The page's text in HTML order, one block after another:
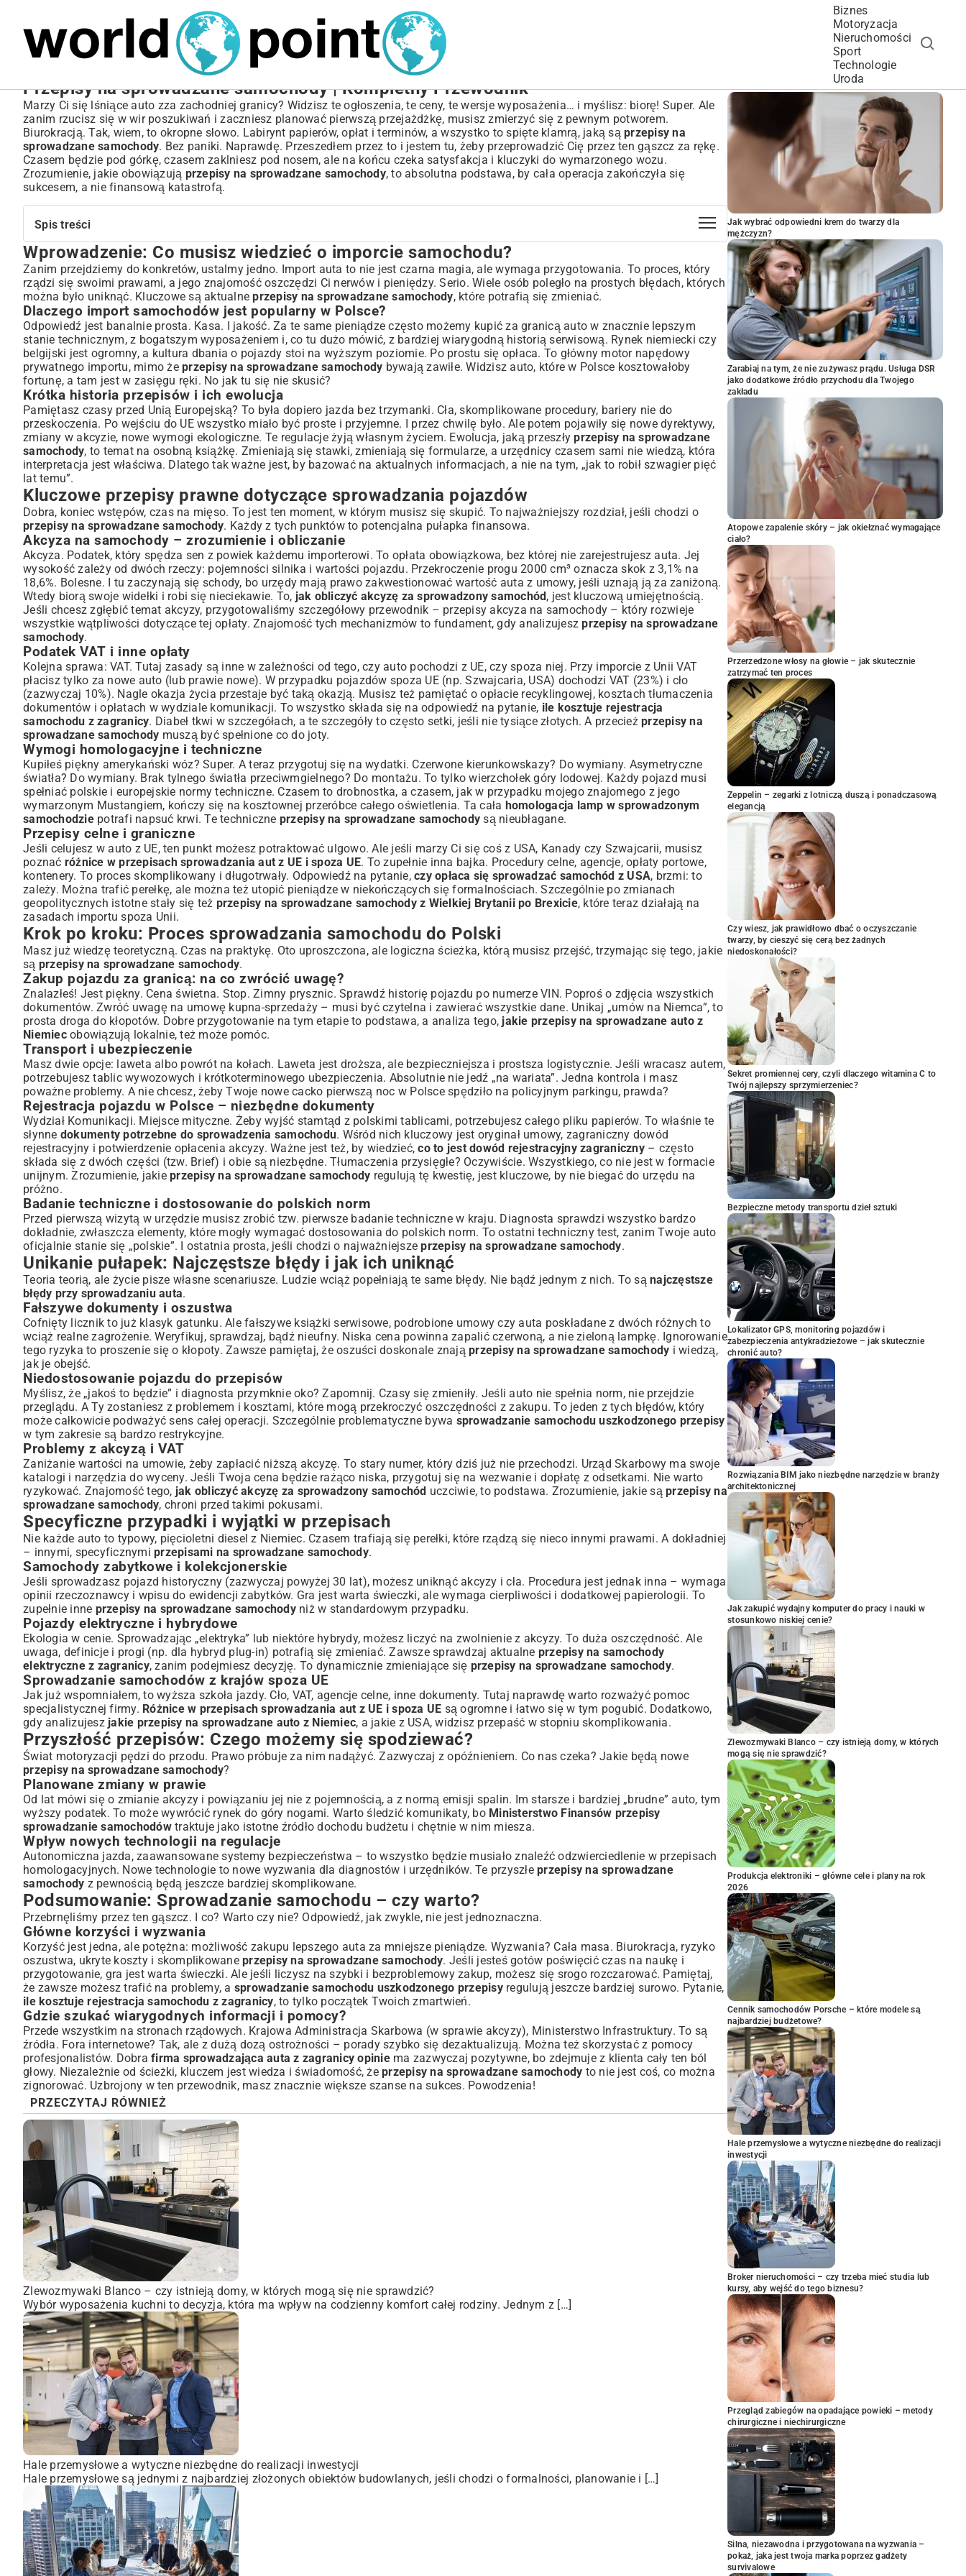
Biznes
Motoryzacja
Nieruchomości
Sport
Technologie
Uroda
NIERUCHOMOŚCI
Przepisy na sprowadzane samochody | Kompletny Przewodnik
Marzy Ci się lśniące auto zza zachodniej granicy? Widzisz te ogłoszenia, te ceny, te wersje wyposażenia… i myślisz: biorę! Super. Ale
zanim rzucisz się w wir poszukiwań i zaczniesz planować pierwszą przejażdżkę, musisz zmierzyć się z pewnym potworem.
Biurokracją. Tak, wiem, to okropne słowo. Labirynt papierów, opłat i terminów, a wszystko to spięte klamrą, jaką są przepisy na
sprowadzane samochody. Bez paniki. Naprawdę. Przeszedłem przez to i jestem tu, żeby przeprowadzić Cię przez ten gąszcz za rękę.
Czasem będzie pod górkę, czasem zaklniesz pod nosem, ale na końcu czeka satysfakcja i kluczyki do wymarzonego wozu.
Zrozumienie, jakie obowiązują przepisy na sprowadzane samochody, to absolutna podstawa, by cała operacja zakończyła się
sukcesem, a nie finansową katastrofą.
Spis treści
Wprowadzenie: Co musisz wiedzieć o imporcie samochodu?
Dlaczego import samochodów jest popularny w Polsce?
Krótka historia przepisów i ich ewolucja
Kluczowe przepisy prawne dotyczące sprowadzania pojazdów
Akcyza na samochody – zrozumienie i obliczanie
Podatek VAT i inne opłaty
Wymogi homologacyjne i techniczne
Przepisy celne i graniczne
Krok po kroku: Proces sprowadzania samochodu do Polski
Zakup pojazdu za granicą: na co zwrócić uwagę?
Transport i ubezpieczenie
Rejestracja pojazdu w Polsce – niezbędne dokumenty
Badanie techniczne i dostosowanie do polskich norm
Unikanie pułapek: Najczęstsze błędy i jak ich uniknąć
Fałszywe dokumenty i oszustwa
Niedostosowanie pojazdu do przepisów
Problemy z akcyzą i VAT
Specyficzne przypadki i wyjątki w przepisach
Samochody zabytkowe i kolekcjonerskie
Pojazdy elektryczne i hybrydowe
Sprowadzanie samochodów z krajów spoza UE
Przyszłość przepisów: Czego możemy się spodziewać?
Planowane zmiany w prawie
Wpływ nowych technologii na regulacje
Podsumowanie: Sprowadzanie samochodu – czy warto?
Główne korzyści i wyzwania
Gdzie szukać wiarygodnych informacji i pomocy?
Wprowadzenie: Co musisz wiedzieć o imporcie samochodu?
Zanim przejdziemy do konkretów, ustalmy jedno. Import auta to nie jest czarna magia, ale wymaga przygotowania. To proces, który
rządzi się swoimi prawami, a jego znajomość oszczędzi Ci nerwów i pieniędzy. Serio. Wiele osób poległo na prostych błędach, których
można było uniknąć. Kluczowe są aktualneprzepisy na sprowadzane samochody, które potrafią się zmieniać.
Dlaczego import samochodów jest popularny w Polsce?
Odpowiedź jest banalnie prosta. Kasa. I jakość. Za te same pieniądze często możemy kupić za granicą auto w znacznie lepszym
stanie technicznym, z bogatszym wyposażeniem i, co tu dużo mówić, z bardziej wiarygodną historią serwisową. Rynek niemiecki czy
belgijski jest ogromny, a kultura dbania o pojazdy stoi na wyższym poziomie. Po prostu się opłaca. To główny motor napędowy
prywatnego importu, mimo że przepisy na sprowadzane samochody bywają zawiłe. Widzisz auto, które w Polsce kosztowałoby
fortunę, a tam jest w zasięgu ręki. No jak tu się nie skusić?
Krótka historia przepisów i ich ewolucja
Pamiętasz czasy przed Unią Europejską? To była dopiero jazda bez trzymanki. Cła, skomplikowane procedury, bariery nie do
przeskoczenia. Po wejściu do UE wszystko miało być proste i przyjemne. I przez chwilę było. Ale potem pojawiły się nowe dyrektywy,
zmiany w akcyzie, nowe wymogi ekologiczne. Te regulacje żyją własnym życiem. Ewolucja, jaką przeszłyprzepisy na sprowadzane
samochody, to temat na osobną książkę. Zmieniają się stawki, zmieniają się formularze, a urzędnicy czasem sami nie wiedzą, która
interpretacja jest właściwa. Dlatego tak ważne jest, by bazować na aktualnych informacjach, a nie na tym, „jak to robił szwagier pięć
lat temu”.
Kluczowe przepisy prawne dotyczące sprowadzania pojazdów
Dobra, koniec wstępów, czas na mięso. To jest ten moment, w którym musisz się skupić. To najważniejszy rozdział, jeśli chodzi o
przepisy na sprowadzane samochody. Każdy z tych punktów to potencjalna pułapka finansowa.
Akcyza na samochody – zrozumienie i obliczanie
Akcyza. Podatek, który spędza sen z powiek każdemu importerowi. To opłata obowiązkowa, bez której nie zarejestrujesz auta. Jej
wysokość zależy od dwóch rzeczy: pojemności silnika i wartości pojazdu. Przekroczenie progu 2000 cm³ oznacza skok z 3,1% na
18,6%. Bolesne. I tu zaczynają się schody, bo urzędy mają prawo zakwestionować wartość auta z umowy, jeśli uznają ją za zaniżoną.
Wtedy biorą swoje widełki i robi się nieciekawie. To, jak obliczyć akcyzę za sprowadzony samochód, jest kluczową umiejętnością.
Jeśli chcesz zgłębić temat akcyzy, przygotowaliśmy szczegółowy przewodnik – przepisy akcyza na samochody – który rozwieje
wszystkie wątpliwości dotyczące tej opłaty. Znajomość tych mechanizmów to fundament, gdy analizujeszprzepisy na sprowadzane
samochody.
Podatek VAT i inne opłaty
Kolejna sprawa: VAT. Tutaj zasady są inne w zależności od tego, czy auto pochodzi z UE, czy spoza niej. Przy imporcie z Unii VAT
płacisz tylko za nowe auto (lub prawie nowe). W przypadku pojazdów spoza UE (np. Szwajcaria, USA) dochodzi VAT (23%) i cło
(zazwyczaj 10%). Nagle okazja życia przestaje być taką okazją. Musisz też pamiętać o opłacie recyklingowej, kosztach tłumaczenia
dokumentów i opłatach w wydziale komunikacji. To wszystko składa się na odpowiedź na pytanie, ile kosztuje rejestracja
samochodu z zagranicy. Diabeł tkwi w szczegółach, a te szczegóły to często setki, jeśli nie tysiące złotych. A przecież przepisy na
sprowadzane samochody muszą być spełnione co do joty.
Wymogi homologacyjne i techniczne
Kupiłeś piękny amerykański wóz? Super. A teraz przygotuj się na wydatki. Czerwone kierunkowskazy? Do wymiany. Asymetryczne
światła? Do wymiany. Brak tylnego światła przeciwmgielnego? Do montażu. To tylko wierzchołek góry lodowej. Każdy pojazd musi
spełniać polskie i europejskie normy techniczne. Czasem to drobnostka, a czasem, jak w przypadku mojego znajomego z jego
wymarzonym Mustangiem, kończy się na kosztownej przeróbce całego oświetlenia. Ta cała homologacja lamp w sprowadzonym
samochodziepotrafi napsuć krwi. Te techniczne przepisy na sprowadzane samochody są nieubłagane.
Przepisy celne i graniczne
Jeśli celujesz w auto z UE, ten punkt możesz potraktować ulgowo. Ale jeśli marzy Ci się coś z USA, Kanady czy Szwajcarii, musisz
poznać różnice w przepisach sprowadzania aut z UE i spoza UE. To zupełnie inna bajka. Procedury celne, agencje, opłaty portowe,
kontenery. To proces skomplikowany i długotrwały. Odpowiedź na pytanie, czy opłaca się sprowadzać samochód z USA, brzmi: to
zależy. Można trafić perełkę, ale można też utopić pieniądze w niekończących się formalnościach. Szczególnie po zmianach
geopolitycznych istotne stały się też przepisy na sprowadzane samochody z Wielkiej Brytanii po Brexicie, które teraz działają na
zasadach importu spoza Unii.
Krok po kroku: Proces sprowadzania samochodu do Polski
Masz już wiedzę teoretyczną. Czas na praktykę. Oto uproszczona, ale logiczna ścieżka, którą musisz przejść, trzymając się tego, jakie
są przepisy na sprowadzane samochody.
Zakup pojazdu za granicą: na co zwrócić uwagę?
Znalazłeś! Jest piękny. Cena świetna. Stop. Zimny prysznic. Sprawdź historię pojazdu po numerze VIN. Poproś o zdjęcia wszystkich
dokumentów. Zwróć uwagę na umowę kupna-sprzedaży – musi być czytelna i zawierać wszystkie dane. Unikaj „umów na Niemca”, to
prosta droga do kłopotów. Dobre przygotowanie na tym etapie to podstawa, a analiza tego, jakie przepisy na sprowadzane auto z
Niemiecobowiązują lokalnie, też może pomóc.
Transport i ubezpieczenie
Masz dwie opcje: laweta albo powrót na kołach. Laweta jest droższa, ale bezpieczniejsza i prostsza logistycznie. Jeśli wracasz autem,
potrzebujesz tablic wywozowych i krótkoterminowego ubezpieczenia. Absolutnie nie jedź „na wariata”. Jedna kontrola i masz
poważne problemy. A nie chcesz, żeby Twoje nowe cacko pierwszą noc w Polsce spędziło na policyjnym parkingu, prawda?
Rejestracja pojazdu w Polsce – niezbędne dokumenty
Wydział Komunikacji. Miejsce mityczne. Żeby wyjść stamtąd z polskimi tablicami, potrzebujesz całego pliku papierów. To właśnie te
słynne dokumenty potrzebne do sprowadzenia samochodu. Wśród nich kluczowy jest oryginał umowy, zagraniczny dowód
rejestracyjny i potwierdzenie opłacenia akcyzy. Ważne jest też, by wiedzieć,co to jest dowód rejestracyjny zagraniczny– często
składa się z dwóch części (tzw. Brief) i obie są niezbędne. Tłumaczenia przysięgłe? Oczywiście. Wszystkiego, co nie jest w formacie
unijnym. Zrozumienie, jakie przepisy na sprowadzane samochody regulują tę kwestię, jest kluczowe, by nie biegać do urzędu na
próżno.
Badanie techniczne i dostosowanie do polskich norm
Przed pierwszą wizytą w urzędzie musisz zrobić tzw. pierwsze badanie techniczne w kraju. Diagnosta sprawdzi wszystko bardzo
dokładnie, zwłaszcza elementy, które mogły wymagać dostosowania do polskich norm. To ostatni techniczny test, zanim Twoje auto
oficjalnie stanie się „polskie”. I ostatnia prosta, jeśli chodzi o najważniejszeprzepisy na sprowadzane samochody.
Unikanie pułapek: Najczęstsze błędy i jak ich uniknąć
Teoria teorią, ale życie pisze własne scenariusze. Ludzie wciąż popełniają te same błędy. Nie bądź jednym z nich. To są najczęstsze
błędy przy sprowadzaniu auta.
Fałszywe dokumenty i oszustwa
Cofnięty licznik to już klasyk gatunku. Ale fałszywe książki serwisowe, podrobione umowy czy auta poskładane z dwóch różnych to
wciąż realne zagrożenie. Weryfikuj, sprawdzaj, bądź nieufny. Niska cena powinna zapalić czerwoną, a nie zieloną lampkę. Ignorowanie
tego ryzyka to proszenie się o kłopoty. Zawsze pamiętaj, że oszuści doskonale znają przepisy na sprowadzane samochody i wiedzą,
jak je obejść.
Niedostosowanie pojazdu do przepisów
Myślisz, że „jakoś to będzie” i diagnosta przymknie oko? Zapomnij. Czasy się zmieniły. Jeśli auto nie spełnia norm, nie przejdzie
przeglądu. A Ty zostaniesz z problemem i kosztami, które mogą przekroczyć oszczędności z zakupu. To jeden z tych błędów, który
może całkowicie podważyć sens całej operacji. Szczególnie problematyczne bywa sprowadzanie samochodu uszkodzonego przepisy
w tym zakresie są bardzo restrykcyjne.
Problemy z akcyzą i VAT
Zaniżanie wartości na umowie, żeby zapłacić niższą akcyzę. To stary numer, który dziś już nie przechodzi. Urząd Skarbowy ma swoje
katalogi i narzędzia do wyceny. Jeśli Twoja cena będzie rażąco niska, przygotuj się na wezwanie i dopłatę z odsetkami. Nie warto
ryzykować. Znajomość tego, jak obliczyć akcyzę za sprowadzony samochód uczciwie, to podstawa. Zrozumienie, jakie są przepisy na
sprowadzane samochody, chroni przed takimi pokusami.
Specyficzne przypadki i wyjątki w przepisach
Nie każde auto to typowy, pięcioletni diesel z Niemiec. Czasem trafiają się perełki, które rządzą się nieco innymi prawami. A dokładniej
– innymi, specyficznymi przepisami na sprowadzane samochody.
Samochody zabytkowe i kolekcjonerskie
Jeśli sprowadzasz pojazd historyczny (zazwyczaj powyżej 30 lat), możesz uniknąć akcyzy i cła. Procedura jest jednak inna – wymaga
opinii rzeczoznawcy i wpisu do ewidencji zabytków. Gra jest warta świeczki, ale wymaga cierpliwości i dodatkowej papierologii. To
zupełnie inne przepisy na sprowadzane samochodyniż w standardowym przypadku.
Pojazdy elektryczne i hybrydowe
Ekologia w cenie. Sprowadzając „elektryka” lub niektóre hybrydy, możesz liczyć na zwolnienie z akcyzy. To duża oszczędność. Ale
uwaga, definicje i progi (np. dla hybryd plug-in) potrafią się zmieniać. Zawsze sprawdzaj aktualne przepisy na samochody
elektryczne z zagranicy, zanim podejmiesz decyzję. To dynamicznie zmieniające się przepisy na sprowadzane samochody.
Sprowadzanie samochodów z krajów spoza UE
Jak już wspomniałem, to wyższa szkoła jazdy. Cło, VAT, agencje celne, inne dokumenty. Tutaj naprawdę warto rozważyć pomoc
specjalistycznej firmy. Różnice w przepisach sprowadzania aut z UE i spoza UE są ogromne i łatwo się w tym pogubić. Dodatkowo,
gdy analizujesz jakie przepisy na sprowadzane auto z Niemiec, a jakie z USA, widzisz przepaść w stopniu skomplikowania.
Przyszłość przepisów: Czego możemy się spodziewać?
Świat motoryzacji pędzi do przodu. Prawo próbuje za nim nadążyć. Zazwyczaj z opóźnieniem. Co nas czeka? Jakie będą nowe
przepisy na sprowadzane samochody?
Planowane zmiany w prawie
Od lat mówi się o zmianie akcyzy i powiązaniu jej nie z pojemnością, a z normą emisji spalin. Im starsze i bardziej „brudne” auto, tym
wyższy podatek. To może wywrócić rynek do góry nogami. Warto śledzić komunikaty, bo Ministerstwo Finansów przepisy
sprowadzanie samochodówtraktuje jako istotne źródło dochodu budżetu i chętnie w nim miesza.
Wpływ nowych technologii na regulacje
Autonomiczna jazda, zaawansowane systemy bezpieczeństwa – to wszystko będzie musiało znaleźć odzwierciedlenie w przepisach
homologacyjnych. Nowe technologie to nowe wyzwania dla diagnostów i urzędników. Te przyszłe przepisy na sprowadzane
samochody z pewnością będą jeszcze bardziej skomplikowane.
Podsumowanie: Sprowadzanie samochodu – czy warto?
Przebrnęliśmy przez ten gąszcz. I co? Warto czy nie? Odpowiedź, jak zwykle, nie jest jednoznaczna.
Główne korzyści i wyzwania
Korzyść jest jedna, ale potężna: możliwość zakupu lepszego auta za mniejsze pieniądze. Wyzwania? Cała masa. Biurokracja, ryzyko
oszustwa, ukryte koszty i skomplikowane przepisy na sprowadzane samochody. Jeśli jesteś gotów poświęcić czas na naukę i
przygotowanie, gra jest warta świeczki. Ale jeśli liczysz na szybki i bezproblemowy zakup, możesz się srogo rozczarować. Pamiętaj,
że zawsze możesz trafić na problemy, a sprowadzanie samochodu uszkodzonego przepisyregulują jeszcze bardziej surowo. Pytanie,
ile kosztuje rejestracja samochodu z zagranicy, to tylko początek Twoich zmartwień.
Gdzie szukać wiarygodnych informacji i pomocy?
Przede wszystkim na stronach rządowych. Krajowa Administracja Skarbowa (w sprawie akcyzy), Ministerstwo Infrastruktury. To są
źródła. Fora internetowe? Tak, ale z dużą dozą ostrożności – porady szybko się dezaktualizują. Można też skorzystać z pomocy
profesjonalistów. Dobra firma sprowadzająca auta z zagranicy opiniema zazwyczaj pozytywne, bo zdejmuje z klienta cały ten ból
głowy. Niezależnie od ścieżki, kluczem jest wiedza i świadomość, że przepisy na sprowadzane samochody to nie jest coś, co można
zignorować. Uzbrojony w ten przewodnik, masz znacznie większe szanse na sukces. Powodzenia!
PRZECZYTAJ RÓWNIEŻ
Zlewozmywaki Blanco – czy istnieją domy, w których mogą się nie sprawdzić?
Wybór wyposażenia kuchni to decyzja, która ma wpływ na codzienny komfort całej rodziny. Jednym z […]
Hale przemysłowe a wytyczne niezbędne do realizacji inwestycji
Hale przemysłowe są jednymi z najbardziej złożonych obiektów budowlanych, jeśli chodzi o formalności, planowanie i […]
POPULARNE ARTYKUŁY
Jak wybrać odpowiedni krem do twarzy dla
mężczyzn?
Zarabiaj na tym, że nie zużywasz prądu. Usługa DSR
jako dodatkowe źródło przychodu dla Twojego
zakładu
Atopowe zapalenie skóry – jak okiełznać wymagające
ciało?
Przerzedzone włosy na głowie – jak skutecznie
zatrzymać ten proces
Zeppelin – zegarki z lotniczą duszą i ponadczasową
elegancją
Czy wiesz, jak prawidłowo dbać o oczyszczanie
twarzy, by cieszyć się cerą bez żadnych
niedoskonałości?
Sekret promiennej cery, czyli dlaczego witamina C to
Twój najlepszy sprzymierzeniec?
Bezpieczne metody transportu dzieł sztuki
Lokalizator GPS, monitoring pojazdów i
zabezpieczenia antykradzieżowe – jak skutecznie
chronić auto?
Rozwiązania BIM jako niezbędne narzędzie w branży
architektonicznej
Jak zakupić wydajny komputer do pracy i nauki w
stosunkowo niskiej cenie?
Zlewozmywaki Blanco – czy istnieją domy, w których
mogą się nie sprawdzić?
Produkcja elektroniki – główne cele i plany na rok
2026
Cennik samochodów Porsche – które modele są
najbardziej budżetowe?
Hale przemysłowe a wytyczne niezbędne do realizacji
inwestycji
Broker nieruchomości – czy trzeba mieć studia lub
kursy, aby wejść do tego biznesu?
Przegląd zabiegów na opadające powieki – metody
chirurgiczne i niechirurgiczne
Silna, niezawodna i przygotowana na wyzwania –
pokaż, jaka jest twoja marka poprzez gadżety
survivalowe